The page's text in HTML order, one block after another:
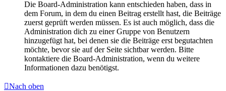
Die Board-Administration kann entschieden haben, dass in
dem Forum, in dem du einen Beitrag erstellt hast, die Beiträge
zuerst geprüft werden müssen. Es ist auch möglich, dass die
Administration dich zu einer Gruppe von Benutzern
hinzugefügt hat, bei denen sie die Beiträge erst begutachten
möchte, bevor sie auf der Seite sichtbar werden. Bitte
kontaktiere die Board-Administration, wenn du weitere
Informationen dazu benötigst.
Nach oben